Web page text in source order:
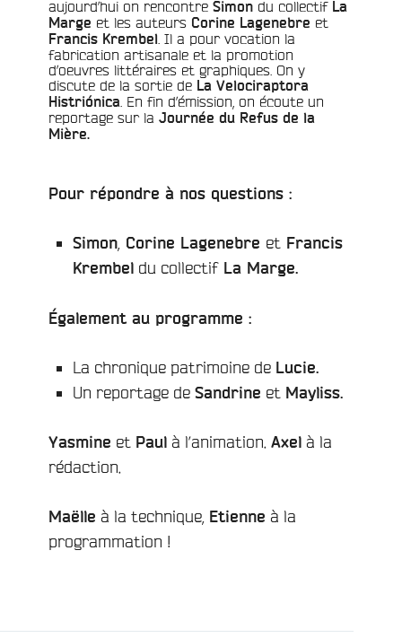
aujourd’hui on rencontre Simon du collectif La
Marge et les auteurs Corine Lagenebre et
Francis Krembel . Il a pour vocation la
fabrication artisanale et la promotion
d’oeuvres littéraires et graphiques. On y
discute de la sortie de La Velociraptora
Histriónica . En fin d’émission, on écoute un
reportage sur la Journée du Refus de la
Mière.
Pour répondre à nos questions :
Simon Corine Lagenebre et Francis
Krembel du collectifLa Marge.
Également au programme :
La chronique patrimoine de Lucie.
Un reportage deSandrine et Mayliss.
Yasmine et Paul à l’animation. Axel à la
rédaction.
Maëlle à la technique, Etienne à la
programmation !